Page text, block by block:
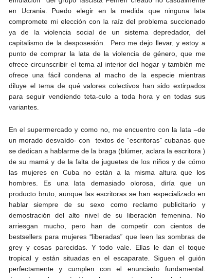
en Ucrania. Puedo elegir en la medida que ninguna lata
compromete mi elección con la raíz del problema succionado
ya de la violencia social de un sistema depredador, del
capitalismo de la desposesión. Pero me dejo llevar, y estoy a
punto de comprar la lata de la violencia de género, que me
ofrece circunscribir el tema al interior del hogar y también me
ofrece una fácil condena al macho de la especie mientras
diluye el tema de qué valores colectivos han sido extirpados
para seguir vendiendo teta-culo a toda hora y en todas sus
variantes.
En el supermercado y como no, me encuentro con la lata –de
un morado desvaído- con textos de “escritoras” cubanas que
se dedican a hablarme de la braga (blúmer, aclara la escritora )
de su mamá y de la falta de juguetes de los niños y de cómo
las mujeres en Cuba no están a la misma altura que los
hombres. Es una lata demasiado olorosa, diría que un
producto bruto, aunque las escritoras se han especializado en
hablar siempre de su sexo como reclamo publicitario y
demostración del alto nivel de su liberación femenina. No
arriesgan mucho, pero han de competir con cientos de
bestsellers para mujeres “liberadas” que leen las sombras de
grey y cosas parecidas. Y todo vale. Ellas le dan el toque
tropical y están situadas en el escaparate. Siguen el guión
perfectamente y cumplen con el enunciado fundamental: